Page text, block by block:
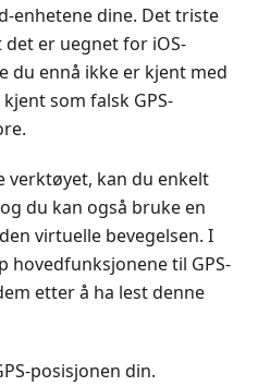
enhetene dine. Det triste
er uegnet for iOS-
du ennå ikke er kjent med
som falsk GPS-
verktøyet, kan du enkelt
du kan også bruke en
virtuelle bevegelsen. I
hovedfunksjonene til GPS-
etter å ha lest denne
posisjonen din.